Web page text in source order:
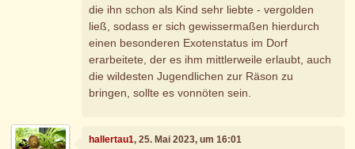
die ihn schon als Kind sehr liebte - vergolden
ließ, sodass er sich gewissermaßen hierdurch
einen besonderen Exotenstatus im Dorf
erarbeitete, der es ihm mittlerweile erlaubt, auch
die wildesten Jugendlichen zur Räson zu
bringen, sollte es vonnöten sein.
hallertau1, 25. Mai 2023, um 16:01